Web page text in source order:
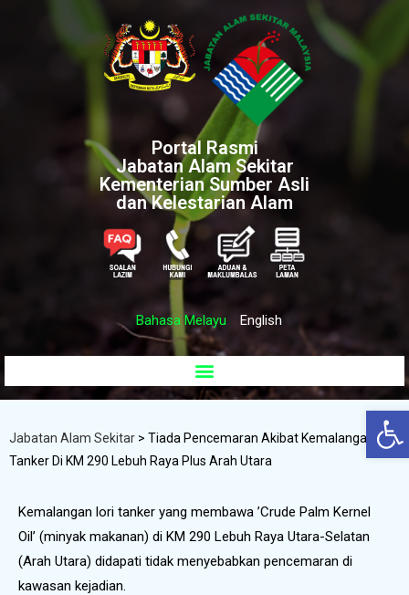
Portal Rasmi
Jabatan Alam Sekitar
Kementerian Sumber Asli
dan Kelestarian Alam
Bahasa Melayu English
Jabatan Alam Sekitar > Tiada Pencemaran Akibat Kemalangan Lori
Tanker Di KM 290 Lebuh Raya Plus Arah Utara
Kemalangan lori tanker yang membawa ’Crude Palm Kernel
Oil’ (minyak makanan) di KM 290 Lebuh Raya Utara-Selatan
(Arah Utara) didapati tidak menyebabkan pencemaran di
kawasan kejadian.